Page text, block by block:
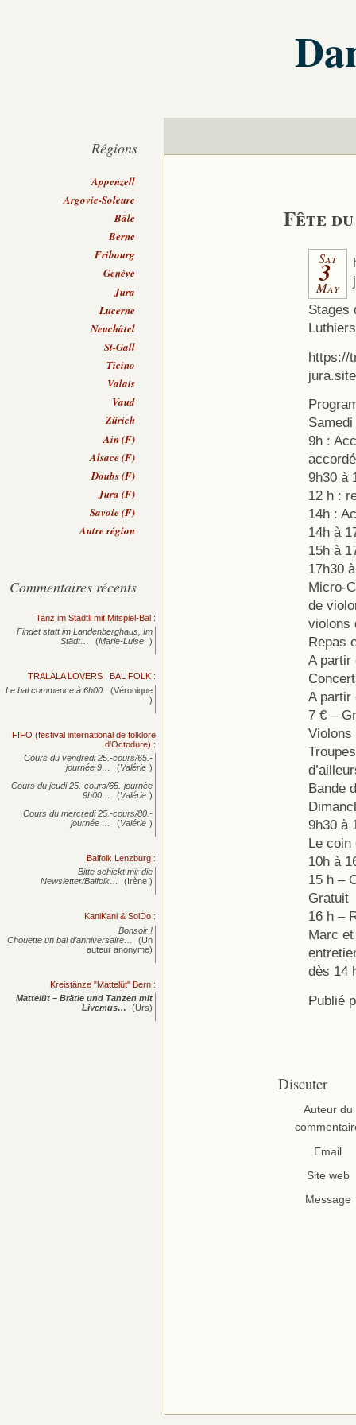
Fête
Sat
3
May
Stages
https://
9h :
9h30 à
12 h :
14h :
14h à
15h à
17h30
Micro-
de
violons
Repas
A partir
A partir
7 € –
Violons
Bande
9h30 à
Le coin
10h à
15 h –
Gratuit
16 h –
Marc
dès 14
Publié
Discuter
Auteur du
Email
Site web
Message
Régions
Appenzell
Argovie-Soleure
Bâle
Berne
Fribourg
Genève
Jura
Lucerne
Neuchâtel
St-Gall
Ticino
Valais
Vaud
Zürich
Ain (F)
Alsace (F)
Doubs (F)
Jura (F)
Savoie (F)
Autre région
Commentaires récents
Tanz im Städtli mit Mitspiel-Bal :
Findet statt im Landenberghaus, Im
Städt…
(Marie-Luise )
TRALALA LOVERS , BAL FOLK :
Le bal commence à 6h00.
(Véronique
)
FIFO (festival international de folklore
d'Octodure) :
Cours du vendredi 25.-cours/65.-
journée 9… (Valérie )
Cours du jeudi 25.-cours/65.-journée
9h00…
(Valérie )
Cours du mercredi 25.-cours/80.-
journée … (Valérie )
Balfolk Lenzburg :
Bitte schickt mir die
Newsletter/Balfolk…
(Irène )
KaniKani & SolDo :
Bonsoir !
Chouette un bal d’anniversaire…
(Un
auteur anonyme)
Kreistänze "Mattelüt" Bern :
Mattelüt – Brätle und Tanzen mit
Livemus…
(Urs)